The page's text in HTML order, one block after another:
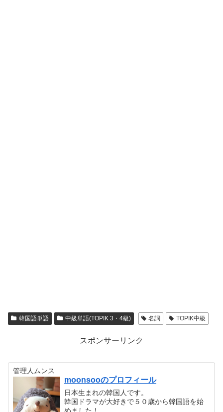
韓国語単語 中級単語(TOPIK 3・4級) 名詞 TOPIK中級
スポンサーリンク
管理人ムンス
moonsooのプロフィール
日本生まれの韓国人です。
韓国ドラマが大好きで５０歳から韓国語を始